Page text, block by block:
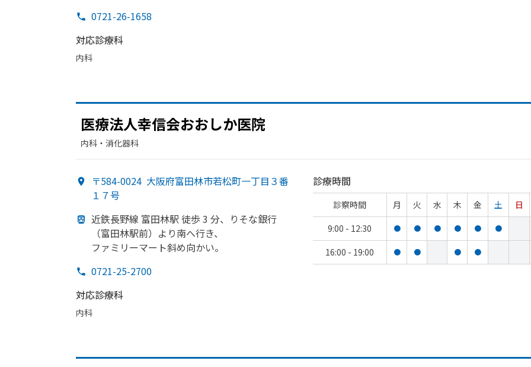
0721-26-1658
対応診療科
内科
医療法人幸信会おおしか医院
内科・​消化器科
〒584-0024 大阪府富田林市若松町一丁目３番
１７号
近鉄長野線 富田林駅 徒歩 3 分、りそな銀行
（富田林駅前）より南へ行き、
ファミリーマート斜め向かい。
0721-25-2700
対応診療科
内科
診療時間
診察時間 月 火 水 木 金 土
日
9:00 - 12:30
● ● ● ● ● ●
16:00 - 19:00 ● ● ● ●